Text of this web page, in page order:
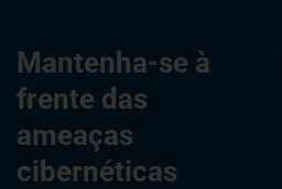
Mantenha-se à
frente das
ameaças
cibernéticas